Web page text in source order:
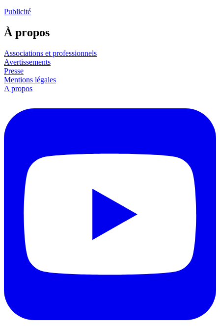
Publicité
À propos
Associations et professionnels
Avertissements
Presse
Mentions légales
A propos